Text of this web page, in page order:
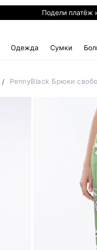
Подели платёж
Одежда Сумки
PennyBlack Брюки